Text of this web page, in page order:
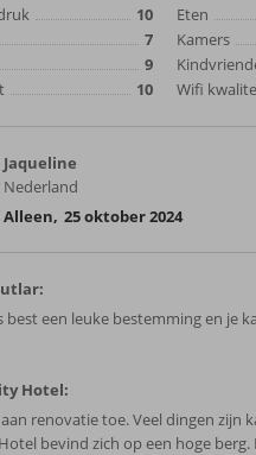
10
7
9
10
Eten
Kamers
Wifi
Jaqueline
Nederland
Alleen, 25 oktober 2024
best een leuke bestemming en je
Hotel:
renovatie toe. Veel dingen zijn
bevind zich op een hoge